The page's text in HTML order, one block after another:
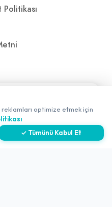
Politikası
Adatepe Mah.
No:1 Buca/İzmir
optimize etmek için
✓ Tümünü Kabul Et
✖